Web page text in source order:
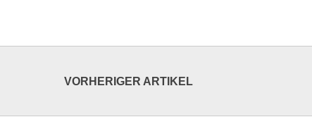
VORHERIGER ARTIKEL